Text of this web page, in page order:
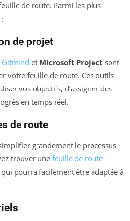
de route. Parmi les plus
de projet
Gitmind et Microsoft Project sont
votre feuille de route. Ces outils
vos objectifs, d’assigner des
en temps réel.
de route
grandement le processus
trouver une feuille de route
pourra facilement être adaptée à